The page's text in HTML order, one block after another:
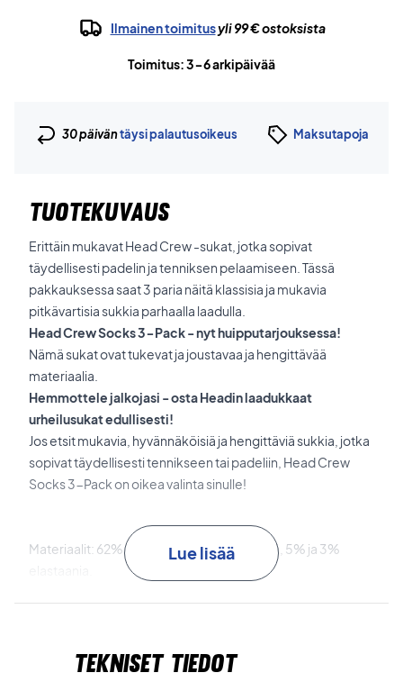
Ilmainen toimitusyli 99 € ostoksista
Toimitus: 3-6 arkipäivää
30 päiväntäysi palautusoikeus Maksutapoja
TUOTEKUVAUS
Erittäin mukavat Head Crew -sukat, jotka sopivat
täydellisesti padelin ja tenniksen pelaamiseen. Tässä
pakkauksessa saat 3 paria näitä klassisia ja mukavia
pitkävartisia sukkia parhaalla laadulla.
Head Crew Socks 3-Pack - nyt huipputarjouksessa!
Nämä sukat ovat tukevat ja joustavaa ja hengittävää
materiaalia.
Hemmottele jalkojasi - osta Headin laadukkaat
urheilusukat edullisesti!
Jos etsit mukavia, hyvännäköisiä ja hengittäviä sukkia, jotka
sopivat täydellisesti tennikseen tai padeliin, Head Crew
Socks 3-Pack on oikea valinta sinulle!
Materiaalit: 62% puuvillaa, 35% polyesteriä, 5% ja 3%
Lue lisää
Tekniset tiedot